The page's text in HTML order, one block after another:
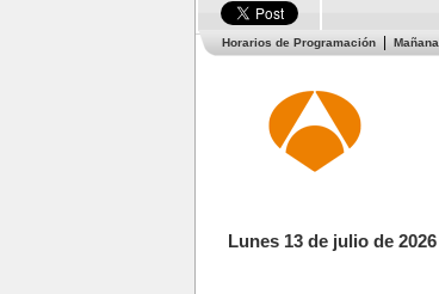
Horarios de Programación Mañana
Lunes 13 de julio de 2026